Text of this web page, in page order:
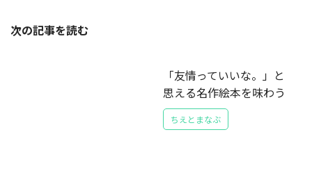
次の記事を読む
「友情っていいな。」と
思える名作絵本を味わう
ちえとまなぶ